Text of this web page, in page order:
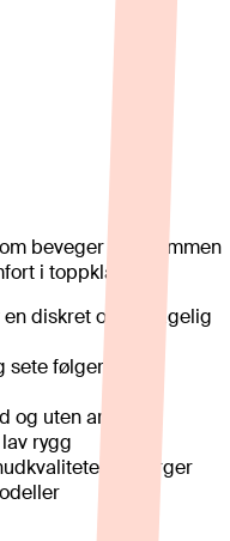
beveger seg sammen
i toppklassen.
diskret og behagelig
følger dine
og uten arm.
rygg
og farger